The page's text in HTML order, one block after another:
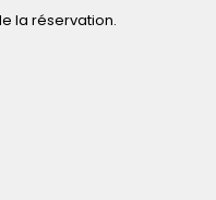
la réservation.